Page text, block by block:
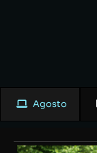
Agosto